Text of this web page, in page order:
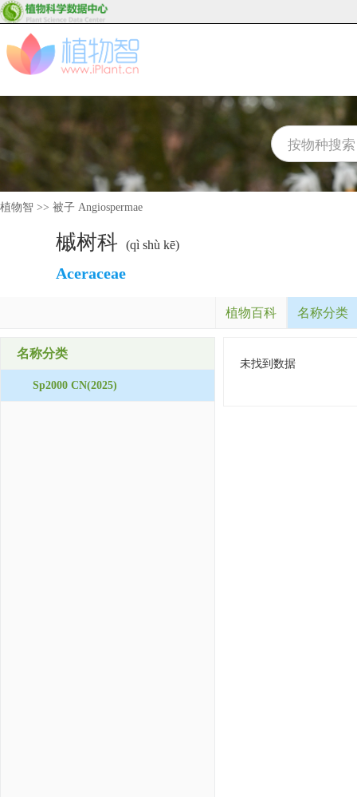
植物智 >> 被子 Angiospermae
槭树科 (qì shù kē)
Aceraceae
植物百科 名称分类
名称分类
Sp2000 CN(2025)
未找到数据